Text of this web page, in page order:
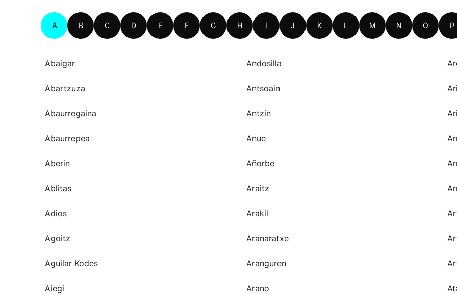
A B C D E F G H I J K L M N O P
Abaigar Andosilla
Abartzuza Antsoain
Abaurregaina Antzin
Abaurrepea Anue
Aberin Añorbe
Ablitas Araitz
Adios Arakil
Agoitz Aranaratxe
Aguilar Kodes Aranguren
Aiegi Arano